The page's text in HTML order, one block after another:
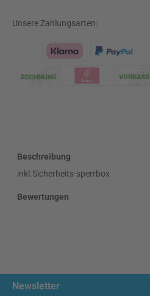
Unsere Zahlungsarten:
Beschreibung
inkl.Sicherheits-sperrbox
Bewertungen
Newsletter